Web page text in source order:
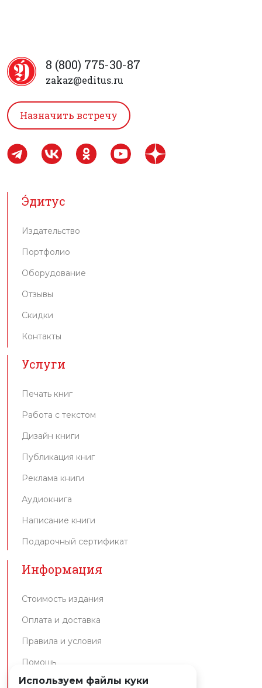
8 (800) 775-30-87
zakaz@editus.ru
Назначить встречу
Э́дитус
Издательство
Портфолио
Оборудование
Отзывы
Скидки
Контакты
Услуги
Печать книг
Работа с текстом
Дизайн книги
Публикация книг
Реклама книги
Аудиокнига
Написание книги
Подарочный сертификат
Информация
Стоимость издания
Оплата и доставка
Правила и условия
Помощь
Интеграция API
Используем файлы куки